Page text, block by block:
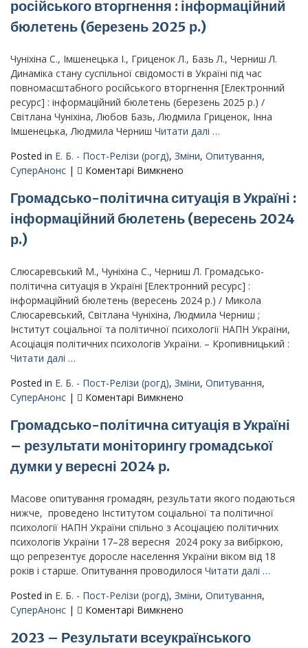
соціально-
економічної
та
ситуації
:
інформаційний
бюллетень
(липень
2024
р.)
російського вторгнення : інформаційний
бюлетень (березень 2025 р.)
Чуніхіна С., Імшенецька І., Гриценок Л., Базь Л., Черниш Л.
Динаміка стану суспільної свідомості в Україні під час
повномасштабного російського вторгнення [Електронний
ресурс] : інформаційний бюлетень (березень 2025 р.) /
Світлана Чуніхіна, Любов Базь, Людмила Гриценок, Інна
Імшенецька, Людмила Черниш Читати далі …
Posted in Е. Б. - Пост-Релізи (рогд), Зміни, Опитування,
СуперАнонс | Коментарі Вимкнено
стану
суспільної
свідомості
під
час
повномасштабного
російського
вторгнення
:
(березень
Громадсько-політична ситуація в Україні :
інформаційний бюлетень (вересень 2024
р.)
Слюсаревський М., Чуніхіна С., Черниш Л. Громадсько-
політична ситуація в Україні [Електронний ресурс] :
інформаційний бюлетень (вересень 2024 р.) / Микола
Слюсаревський, Світлана Чуніхіна, Людмила Черниш ;
Інститут соціальної та політичної психології НАПН України,
Асоціація політичних психологів України. – Кропивницький :
Читати далі …
Posted in Е. Б. - Пост-Релізи (рогд), Зміни, Опитування,
СуперАнонс | Коментарі Вимкнено
політична
в
інформаційний
бюлетень
(вересень
2024
р.)
Громадсько-політична ситуація в Україні
– результати моніторингу громадської
думки у вересні 2024 р.
Масове опитування громадян, результати якого подаються
нижче, проведено Інститутом соціальної та політичної
психології НАПН України спільно з Асоціацією політичних
психологів України 17–28 вересня 2024 року за вибіркою,
що репрезентує доросле населення України віком від 18
років і старше. Опитування проводилося Читати далі …
Posted in Е. Б. - Пост-Релізи (рогд), Зміни, Опитування,
СуперАнонс | Коментарі Вимкнено
політична
2023 – Результати всеукраїнського